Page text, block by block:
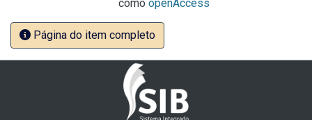
como openAccess
Página do item completo